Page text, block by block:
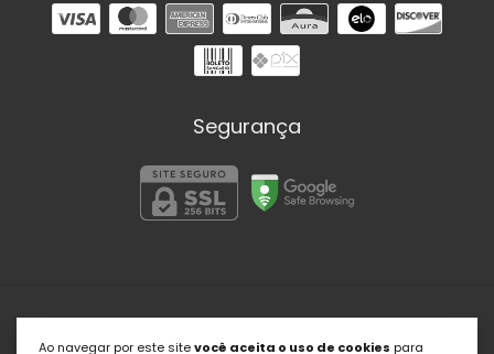
Ao navegar por este sitevocê aceita o uso de cookies para
Segurança
Portal Psic
©2026. Portal Psic | Soluções em Psicologia - 27509145000179.